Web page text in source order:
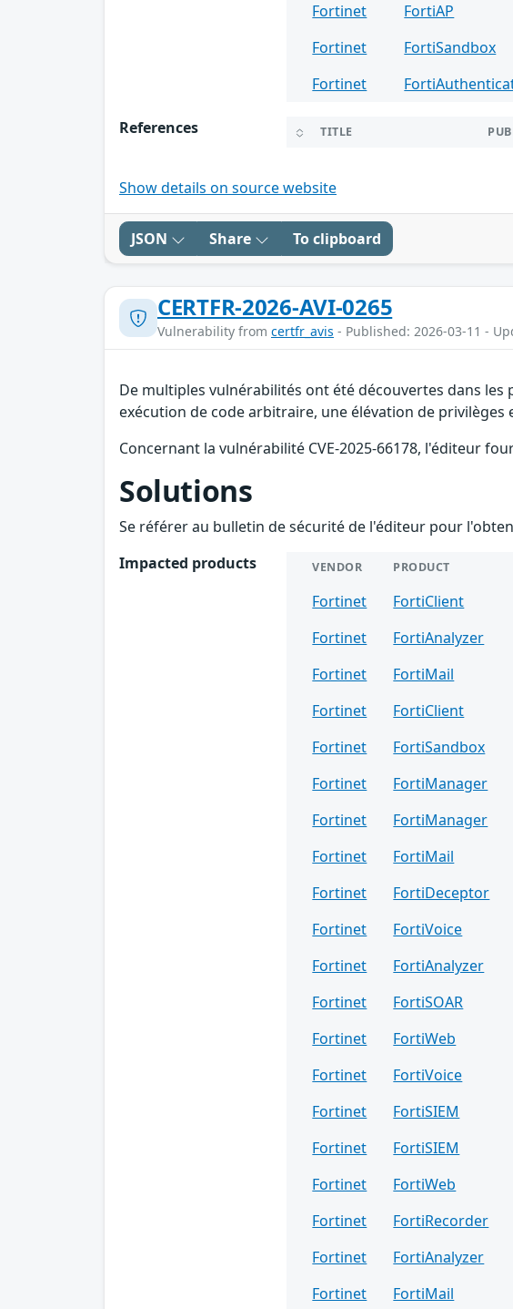
Fortinet
FortiAP
Fortinet
FortiSandbox
Fortinet
References TITLE
Show details on source website
JSON Share To clipboard
CERTFR-2026-AVI-0265
Vulnerability from certfr_avis - Published: 2026-03-11 -
De multiples vulnérabilités ont été découvertes dans
exécution de code arbitraire, une élévation de
Concernant la vulnérabilité CVE-2025-66178, l'éditeur
Solutions
Se référer au bulletin de sécurité de l'éditeur pour
Impacted products
VENDOR PRODUCT
Fortinet FortiClient
Fortinet
FortiAnalyzer
Fortinet
FortiMail
Fortinet
FortiClient
Fortinet
FortiSandbox
Fortinet
FortiManager
Fortinet
FortiManager
Fortinet
FortiMail
Fortinet
FortiDeceptor
Fortinet
FortiVoice
Fortinet
FortiAnalyzer
Fortinet
FortiSOAR
Fortinet
FortiWeb
Fortinet
FortiVoice
Fortinet
FortiSIEM
Fortinet
FortiSIEM
Fortinet
FortiWeb
Fortinet
FortiRecorder
Fortinet
FortiAnalyzer
Fortinet
FortiMail